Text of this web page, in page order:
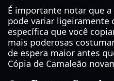
É importante notar que
pode variar ligeiramente
específica que você
mais poderosas
de espera maior antes
Cópia de Camaleão